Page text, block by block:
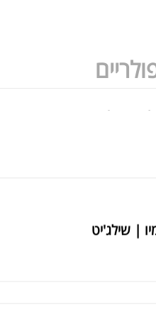
| שילג'יט